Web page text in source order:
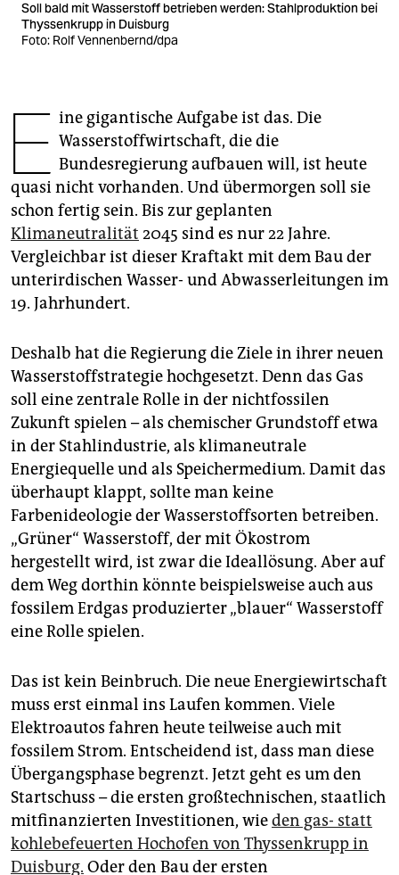
fragen & hilfe
genossenschaft
epaper login
Soll bald mit Wasserstoff betrieben werden: Stahlproduktion bei
Thyssenkrupp in Duisburg
Foto: Rolf Vennenbernd/dpa
E ine gigantische Aufgabe ist das. Die
Wasserstoffwirtschaft, die die
Bundesregierung aufbauen will, ist heute
quasi nicht vorhanden. Und übermorgen soll sie
schon fertig sein. Bis zur geplanten
Klimaneutralität 2045 sind es nur 22 Jahre.
Vergleichbar ist dieser Kraftakt mit dem Bau der
unterirdischen Wasser- und Abwasserleitungen im
19. Jahrhundert.
Deshalb hat die Regierung die Ziele in ihrer neuen
Wasserstoffstrategie hochgesetzt. Denn das Gas
soll eine zentrale Rolle in der nichtfossilen
Zukunft spielen – als chemischer Grundstoff etwa
in der Stahlindustrie, als klimaneutrale
Energiequelle und als Speichermedium. Damit das
überhaupt klappt, sollte man keine
Farbenideologie der Wasserstoffsorten betreiben.
„Grüner“ Wasserstoff, der mit Ökostrom
hergestellt wird, ist zwar die Ideallösung. Aber auf
dem Weg dorthin könnte beispielsweise auch aus
fossilem Erdgas produzierter „blauer“ Wasserstoff
eine Rolle spielen.
Das ist kein Beinbruch. Die neue Energiewirtschaft
muss erst einmal ins Laufen kommen. Viele
Elektroautos fahren heute teilweise auch mit
fossilem Strom. Entscheidend ist, dass man diese
Übergangsphase begrenzt. Jetzt geht es um den
Startschuss – die ersten großtechnischen, staatlich
mitfinanzierten Investitionen, wieden gas- statt
kohlebefeuerten Hochofen von Thyssenkrupp in
Duisburg. Oder den Bau der ersten